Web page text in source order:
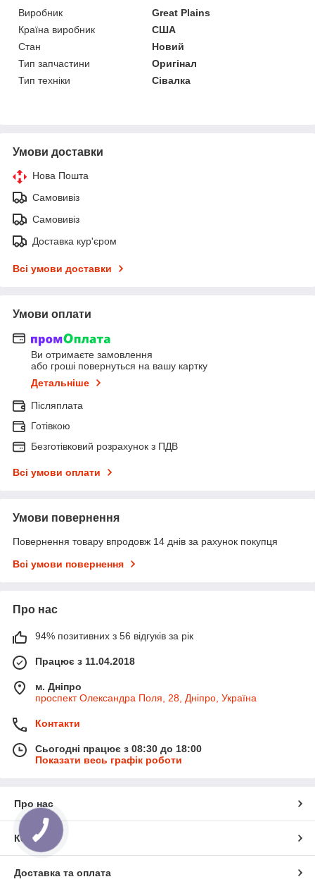
Виробник
Great Plains
Країна виробник
США
Стан
Новий
Тип запчастини
Оригінал
Тип техніки
Сівалка
Умови доставки
Нова Пошта
Самовивіз
Самовивіз
Доставка кур'єром
Всі умови доставки
Умови оплати
Ви отримаєте замовлення
або гроші повернуться на вашу картку
Детальніше
Післяплата
Готівкою
Безготівковий розрахунок з ПДВ
Всі умови оплати
Умови повернення
Повернення товару впродовж 14 днів за рахунок покупця
Всі умови повернення
Про нас
94% позитивних з 56 відгуків за рік
Працює з 11.04.2018
м. Дніпро
проспект Олександра Поля, 28, Дніпро, Україна
Контакти
Сьогодні працює з 08:30 до 18:00
Показати весь графік роботи
Про нас
Контакти
Доставка та оплата